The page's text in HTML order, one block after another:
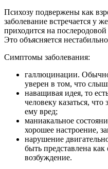
Психозу подвержены как
заболевание встречается у
приходится на
Это объясняется
Симптомы заболевания:
галлюцинации.
уверен в том, что
наващивая идея, то
человеку казаться,
ему вред;
маниакальное
хорошее настроение,
нарушение
быть представлена
возбуждение.